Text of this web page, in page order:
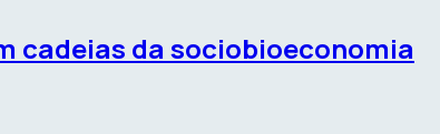
cadeias da sociobioeconomia